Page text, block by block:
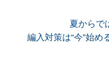
夏からで
編入対策は“今”始め